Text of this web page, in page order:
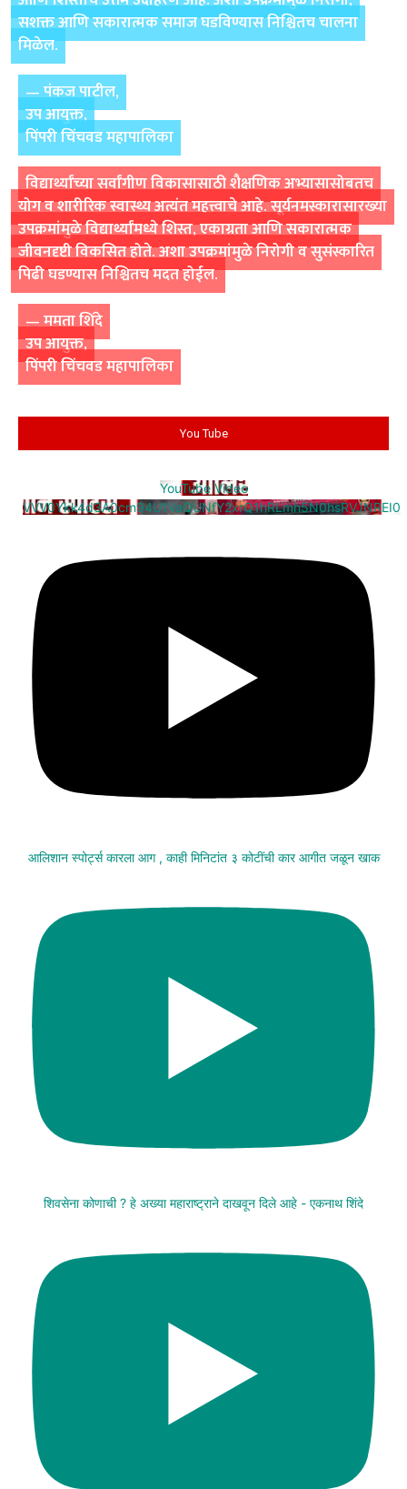
सशक्त आणि सकारात्मक समाज घडविण्यास निश्चितच चालना
मिळेल.
— पंकज पाटील,
उप आयुक्त,
पिंपरी चिंचवड महापालिका
विद्यार्थ्यांच्या सर्वांगीण विकासासाठी शैक्षणिक अभ्यासासोबतच
योग व शारीरिक स्वास्थ्य अत्यंत महत्त्वाचे आहे. सूर्यनमस्कारासारख्या
उपक्रमांमुळे विद्यार्थ्यांमध्ये शिस्त, एकाग्रता आणि सकारात्मक
जीवनदृष्टी विकसित होते. अशा उपक्रमांमुळे निरोगी व सुसंस्कारित
पिढी घडण्यास निश्चितच मदत होईल.
— ममता शिंदे
उप आयुक्त,
पिंपरी चिंचवड महापालिका
You Tube
YouTube Video
VVV0Ykk4d3A0cm94U1VaQUNfY2xrQ1hRLmh5N0hsRVJNREI0
आलिशान स्पोर्ट्स कारला आग , काही मिनिटांत ३ कोटींची कार आगीत जळून खाक
शिवसेना कोणाची ? हे अख्या महाराष्ट्राने दाखवून दिले आहे - एकनाथ शिंदे